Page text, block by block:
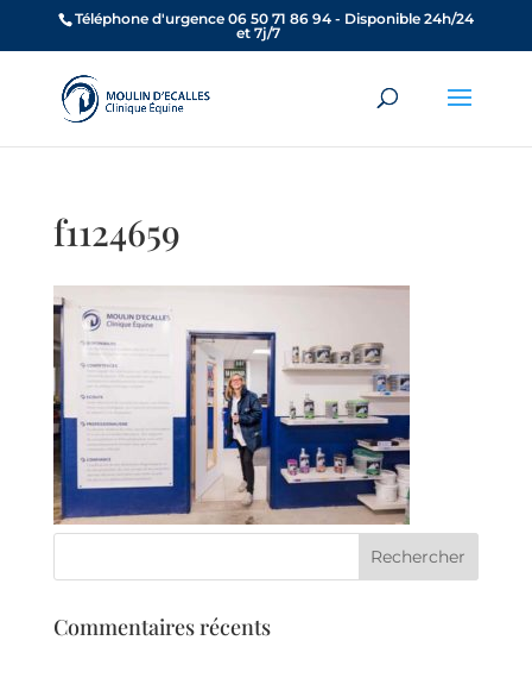
Téléphone d'urgence 06 50 71 86 94 - Disponible 24h/24
et 7j/7
f1124659
Commentaires récents